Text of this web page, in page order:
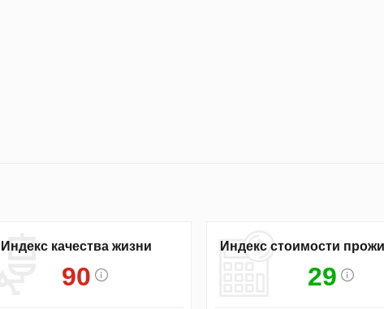
Индекс качества жизни
90
Индекс стоимости
29